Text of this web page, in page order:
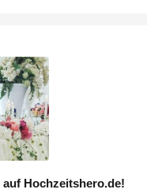
Hochzeitshero.de!